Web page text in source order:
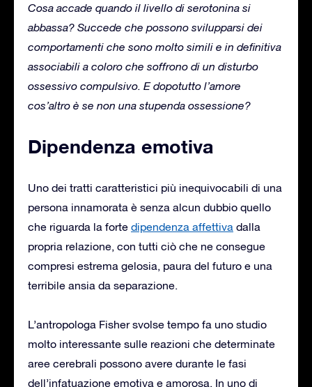
Cosa accade quando il livello di serotonina si
abbassa? Succede che possono svilupparsi dei
comportamenti che sono molto simili e in definitiva
associabili a coloro che soffrono di un disturbo
ossessivo compulsivo. E dopotutto l’amore
cos’altro è se non una stupenda ossessione?
Dipendenza emotiva
Uno dei tratti caratteristici più inequivocabili di una
persona innamorata è senza alcun dubbio quello
che riguarda la forte dipendenza affettiva dalla
propria relazione, con tutti ciò che ne consegue
compresi estrema gelosia, paura del futuro e una
terribile ansia da separazione.
L’antropologa Fisher svolse tempo fa uno studio
molto interessante sulle reazioni che determinate
aree cerebrali possono avere durante le fasi
dell’infatuazione emotiva e amorosa. In uno di